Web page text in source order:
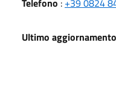
Ultimo aggiornamento